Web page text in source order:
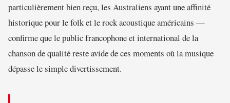
particulièrement bien reçu, les Australiens ayant une affinité
historique pour le folk et le rock acoustique américains —
confirme que le public francophone et international de la
chanson de qualité reste avide de ces moments où la musique
dépasse le simple divertissement.